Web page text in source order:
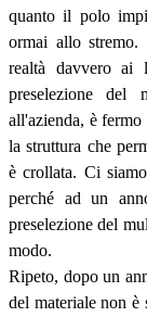
quanto il polo
ormai allo stremo.
realtà davvero ai
preselezione del
all'azienda, è
la struttura che
è crollata. Ci
perché ad un
preselezione del
modo.
Ripeto, dopo un
del materiale non è